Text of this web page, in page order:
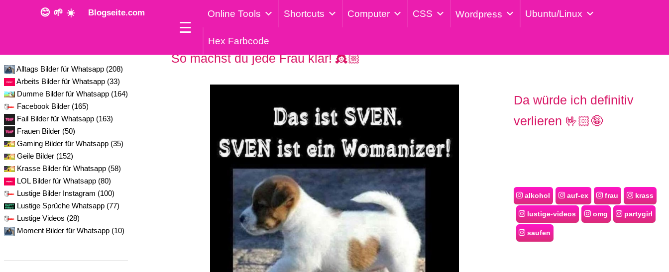
😊 🌱 ☀️ Blogseite.com
☰
Online Tools Shortcuts Computer CSS Wordpress Ubuntu/Linux
Hex Farbcode
Alltags Bilder für Whatsapp (208)
Arbeits Bilder für Whatsapp (33)
Dumme Bilder für Whatsapp (164)
Facebook Bilder (165)
Fail Bilder für Whatsapp (163)
Frauen Bilder (50)
Gaming Bilder für Whatsapp (35)
Geile Bilder (152)
Krasse Bilder für Whatsapp (58)
LOL Bilder für Whatsapp (80)
Lustige Bilder Instagram (100)
Lustige Sprüche Whatsapp (77)
Lustige Videos (28)
Moment Bilder für Whatsapp (10)
So machst du jede Frau klar! 👸🏼
Da würde ich definitiv
verlieren 🤟🏻🤪
alkohol auf-ex frau krass
lustige-videos omg partygirl
saufen